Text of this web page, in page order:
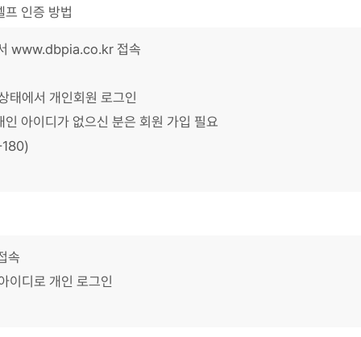
프 인증 방법
www.dbpia.co.kr 접속
태에서 개인회원 로그인
아이디가 없으신 분은 회원 가입 필요
속
이디로 개인 로그인